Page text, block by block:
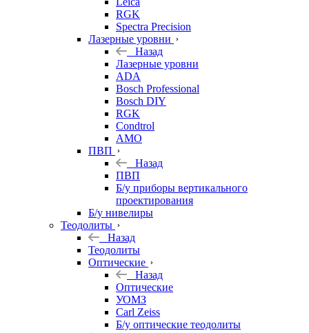
RGK
Spectra Precision
Лазерные уровни
Назад
Лазерные уровни
ADA
Bosch Professional
Bosch DIY
RGK
Condtrol
AMO
ПВП
Назад
ПВП
Б/у приборы вертикального
проектирования
Б/у нивелиры
Теодолиты
Назад
Теодолиты
Оптические
Назад
Оптические
УОМЗ
Carl Zeiss
Б/у оптические теодолиты